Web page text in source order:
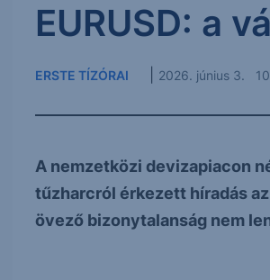
EURUSD: a
ERSTE TÍZÓRAI 2026. június 3.
A nemzetközi devizapiacon
tűzharcról érkezett híradás
övező bizonytalanság nem